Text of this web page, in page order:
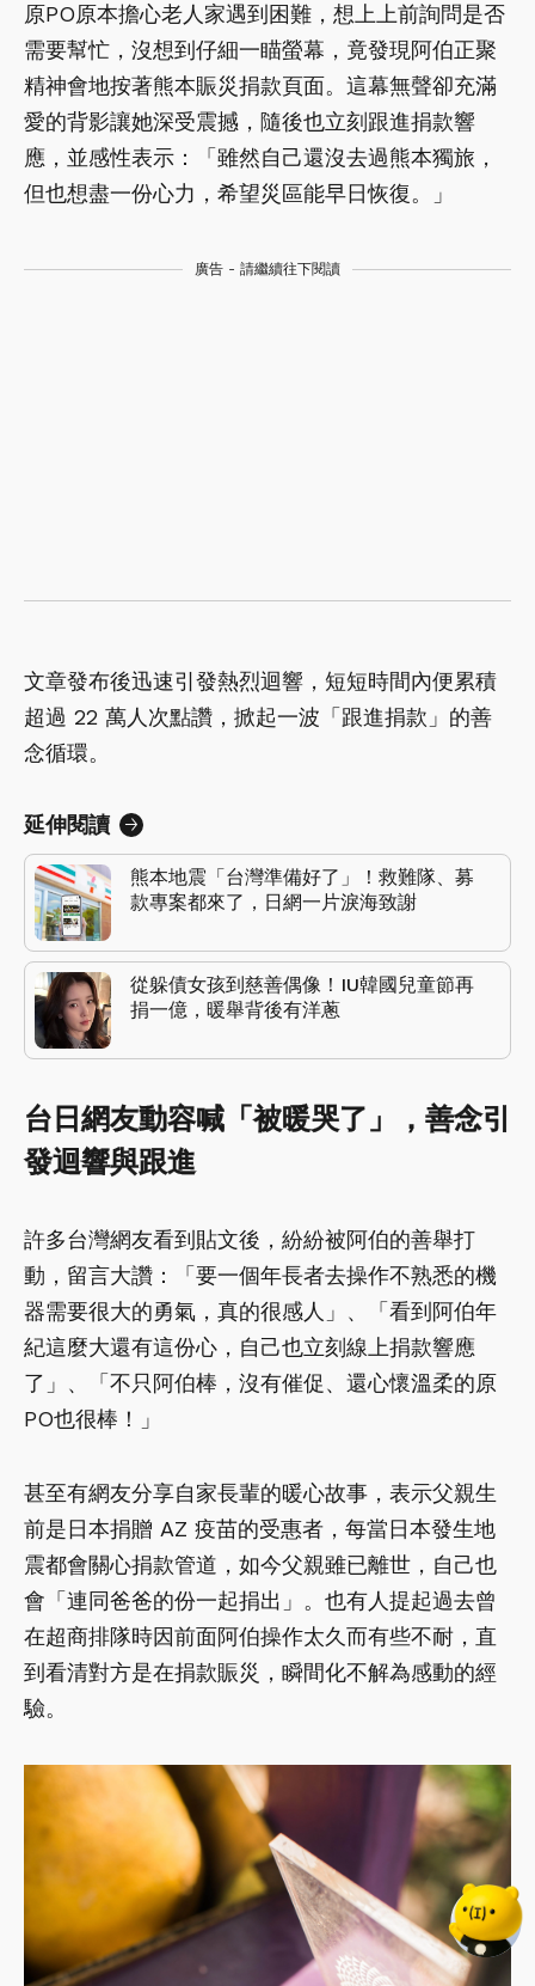
原PO原本擔心老人家遇到困難，想上上前詢問是否
需要幫忙，沒想到仔細一瞄螢幕，竟發現阿伯正聚
精神會地按著熊本賑災捐款頁面。這幕無聲卻充滿
愛的背影讓她深受震撼，隨後也立刻跟進捐款響
應，並感性表示：「雖然自己還沒去過熊本獨旅，
但也想盡一份心力，希望災區能早日恢復。」
廣告 - 請繼續往下閱讀
文章發布後迅速引發熱烈迴響，短短時間內便累積
超過 22 萬人次點讚，掀起一波「跟進捐款」的善
念循環。
延伸閱讀
熊本地震「台灣準備好了」！救難隊、募
款專案都來了，日網一片淚海致謝
從躲債女孩到慈善偶像！IU韓國兒童節再
捐一億，暖舉背後有洋蔥
台日網友動容喊「被暖哭了」，善念引
發迴響與跟進
許多台灣網友看到貼文後，紛紛被阿伯的善舉打
動，留言大讚：「要一個年長者去操作不熟悉的機
器需要很大的勇氣，真的很感人」、「看到阿伯年
紀這麼大還有這份心，自己也立刻線上捐款響應
了」、「不只阿伯棒，沒有催促、還心懷溫柔的原
PO也很棒！」
甚至有網友分享自家長輩的暖心故事，表示父親生
前是日本捐贈 AZ 疫苗的受惠者，每當日本發生地
震都會關心捐款管道，如今父親雖已離世，自己也
會「連同爸爸的份一起捐出」。也有人提起過去曾
在超商排隊時因前面阿伯操作太久而有些不耐，直
到看清對方是在捐款賑災，瞬間化不解為感動的經
驗。